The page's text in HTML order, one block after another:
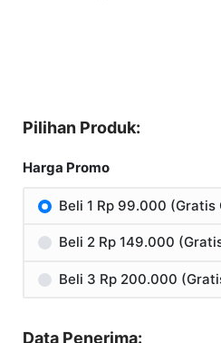
Pilihan Produk:
Harga Promo
Beli 1 Rp 99.000 (Gratis
Beli 2 Rp 149.000
Beli 3 Rp 200.000
Data Penerima: